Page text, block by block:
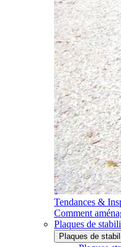
Tendances &
Comment
Plaques de
Plaques de